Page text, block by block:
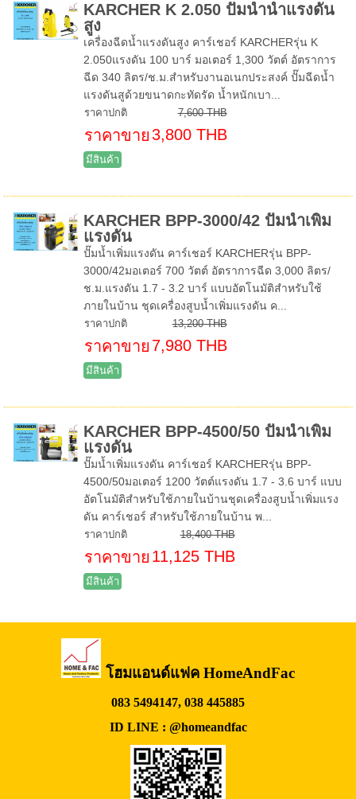
KARCHER K 2.050 ปั๊มน้ำน้ำแรงดัน
สูง
เครื่องฉีดน้ำแรงดันสูง คาร์เชอร์ KARCHERรุ่น K
2.050แรงดัน 100 บาร์ มอเตอร์ 1,300 วัตต์ อัตราการ
ฉีด 340 ลิตร/ช.ม.สำหรับงานอเนกประสงค์ ปั๊มฉีดน้ำ
แรงดันสูด้วยขนาดกะทัดรัด น้ำหนักเบา...
ราคาปกติ 7,600 THB
ราคาขาย3,800 THB
มีสินค้า
KARCHER BPP-3000/42 ปั๊มน้ำเพิ่ม
แรงดัน
ปั๊มน้ำเพิ่มแรงดัน คาร์เชอร์ KARCHERรุ่น BPP-
3000/42มอเตอร์ 700 วัตต์ อัตราการฉีด 3,000 ลิตร/
ช.ม.แรงดัน 1.7 - 3.2 บาร์ แบบอัตโนมัติสำหรับใช้
ภายในบ้าน ชุดเครื่องสูบน้ำเพิ่มแรงดัน ค...
ราคาปกติ 13,200 THB
ราคาขาย 7,980 THB
มีสินค้า
KARCHER BPP-4500/50 ปั๊มน้ำเพิ่ม
แรงดัน
ปั๊มน้ำเพิ่มแรงดัน คาร์เชอร์ KARCHERรุ่น BPP-
4500/50มอเตอร์ 1200 วัตต์แรงดัน 1.7 - 3.6 บาร์ แบบ
อัตโนมัติสำหรับใช้ภายในบ้านชุดเครื่องสูบน้ำเพิ่มแรง
ดัน คาร์เชอร์ สำหรับใช้ภายในบ้าน พ...
ราคาปกติ 18,400 THB
ราคาขาย 11,125 THB
มีสินค้า
โฮมแอนด์แฟค HomeAndFac
083 5494147, 038 445885
ID LINE : @homeandfac